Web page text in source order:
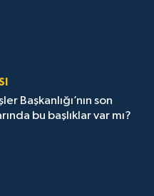
Başkanlığı’nın son
bu başlıklar var mı?